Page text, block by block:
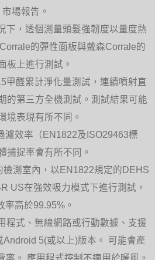
市場報告。
下，透個測量頭髮強韌度以量度熱
的彈性面板與戴森Corrale的
板上進行測試。
甲醛累計淨化量測試，連續噴射直
的第三方全機測試。測試結果可能
境表現有所不同。
濾效率（EN1822及ISO29463標
捕捉率會有所不同。
測室內，以EN1822規定的DEHS
US在強效吸力模式下進行測試，
率高於99.95%。
程式、無線網路或行動數據、支援
5(或以上)版本。 可能會產
率。 應用程式控制不適用於暖風。